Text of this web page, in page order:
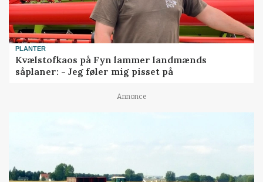
PLANTER
Kvælstofkaos på Fyn lammer landmænds
såplaner: - Jeg føler mig pisset på
Annonce